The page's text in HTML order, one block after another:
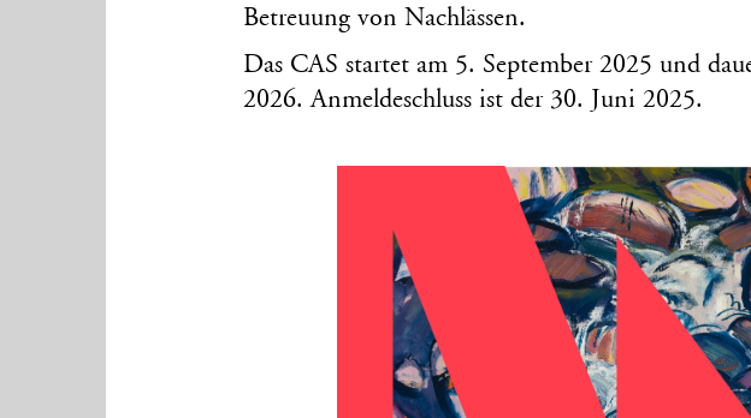
Betreuung von Nachlässen.
Das CAS startet am 5. September 2025 und
2026.Anmeldeschluss ist der 30. Juni 2025.